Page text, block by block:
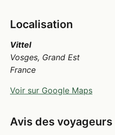
Localisation
Vittel
Vosges, Grand Est
France
Voir sur Google Maps
Avis des voyageurs